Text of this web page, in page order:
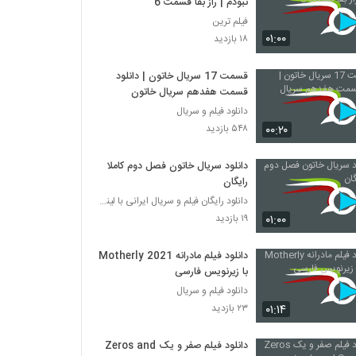
۰۱:۰۰
فیلم ترین
۱۸ بازدید
۰۰:۲۰
قسمت 17 سریال خاتون | دانلود
قسمت هفدهم سریال خاتون
دانلود فیلم و سریال
۵۴۸ بازدید
۰۱:۰۰
دانلود سریال خاتون فصل دوم کاملا
رایگان
دانلود رایگان فیلم و سریال ایرانی با لینک مستقیم
۱۹ بازدید
۰۱:۱۴
دانلود فیلم مادرانه Motherly 2021
با زیرنویس فارسی
دانلود فیلم و سریال
۲۳ بازدید
دانلود فیلم صفر و یک Zeros and